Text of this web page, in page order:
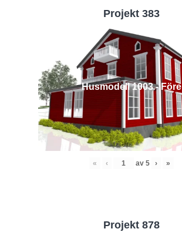
Projekt 383
Husmodell 1003 - Före
« ‹ av 5 › »
Projekt 878